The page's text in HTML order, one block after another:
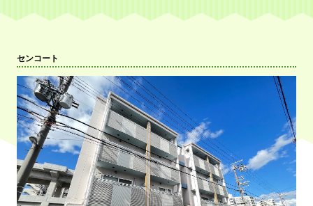
今月のおすすめ
沿線から探す
学校から検索
エリアから探す
センコート